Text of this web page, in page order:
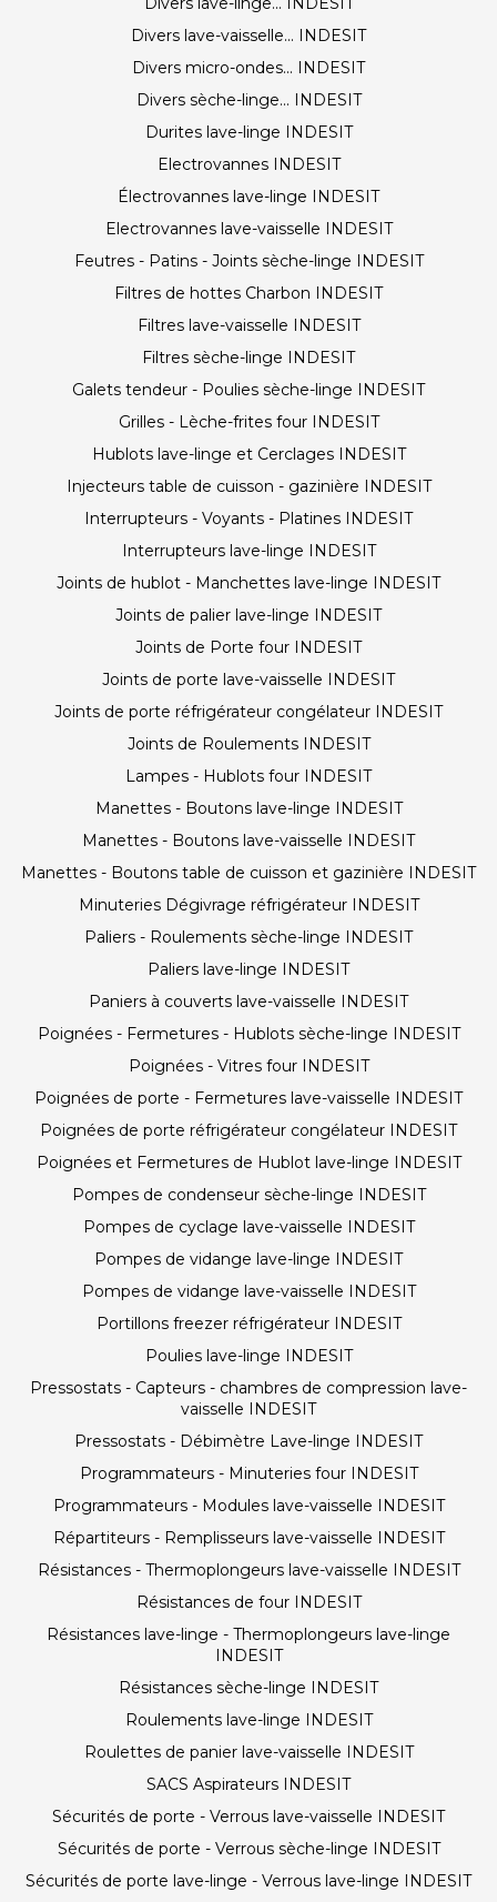
Divers lave-vaisselle... INDESIT
Divers micro-ondes... INDESIT
Divers sèche-linge... INDESIT
Durites lave-linge INDESIT
Electrovannes INDESIT
Électrovannes lave-linge INDESIT
Electrovannes lave-vaisselle INDESIT
Feutres - Patins - Joints sèche-linge INDESIT
Filtres de hottes Charbon INDESIT
Filtres lave-vaisselle INDESIT
Filtres sèche-linge INDESIT
Galets tendeur - Poulies sèche-linge INDESIT
Grilles - Lèche-frites four INDESIT
Hublots lave-linge et Cerclages INDESIT
Injecteurs table de cuisson - gazinière INDESIT
Interrupteurs - Voyants - Platines INDESIT
Interrupteurs lave-linge INDESIT
Joints de hublot - Manchettes lave-linge INDESIT
Joints de palier lave-linge INDESIT
Joints de Porte four INDESIT
Joints de porte lave-vaisselle INDESIT
Joints de porte réfrigérateur congélateur INDESIT
Joints de Roulements INDESIT
Lampes - Hublots four INDESIT
Manettes - Boutons lave-linge INDESIT
Manettes - Boutons lave-vaisselle INDESIT
Manettes - Boutons table de cuisson et gazinière INDESIT
Minuteries Dégivrage réfrigérateur INDESIT
Paliers - Roulements sèche-linge INDESIT
Paliers lave-linge INDESIT
Paniers à couverts lave-vaisselle INDESIT
Poignées - Fermetures - Hublots sèche-linge INDESIT
Poignées - Vitres four INDESIT
Poignées de porte - Fermetures lave-vaisselle INDESIT
Poignées de porte réfrigérateur congélateur INDESIT
Poignées et Fermetures de Hublot lave-linge INDESIT
Pompes de condenseur sèche-linge INDESIT
Pompes de cyclage lave-vaisselle INDESIT
Pompes de vidange lave-linge INDESIT
Pompes de vidange lave-vaisselle INDESIT
Portillons freezer réfrigérateur INDESIT
Poulies lave-linge INDESIT
Pressostats - Capteurs - chambres de compression lave-
vaisselle INDESIT
Pressostats - Débimètre Lave-linge INDESIT
Programmateurs - Minuteries four INDESIT
Programmateurs - Modules lave-vaisselle INDESIT
Répartiteurs - Remplisseurs lave-vaisselle INDESIT
Résistances - Thermoplongeurs lave-vaisselle INDESIT
Résistances de four INDESIT
Résistances lave-linge - Thermoplongeurs lave-linge
INDESIT
Résistances sèche-linge INDESIT
Roulements lave-linge INDESIT
Roulettes de panier lave-vaisselle INDESIT
SACS Aspirateurs INDESIT
Sécurités de porte - Verrous lave-vaisselle INDESIT
Sécurités de porte - Verrous sèche-linge INDESIT
Sécurités de porte lave-linge - Verrous lave-linge INDESIT